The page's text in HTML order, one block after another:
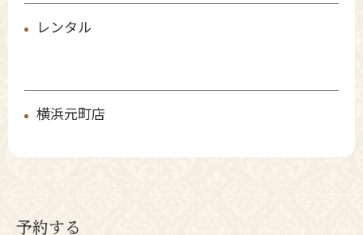
レンタル
横浜元町店
予約する